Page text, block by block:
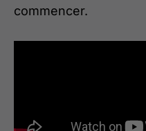
commencer.